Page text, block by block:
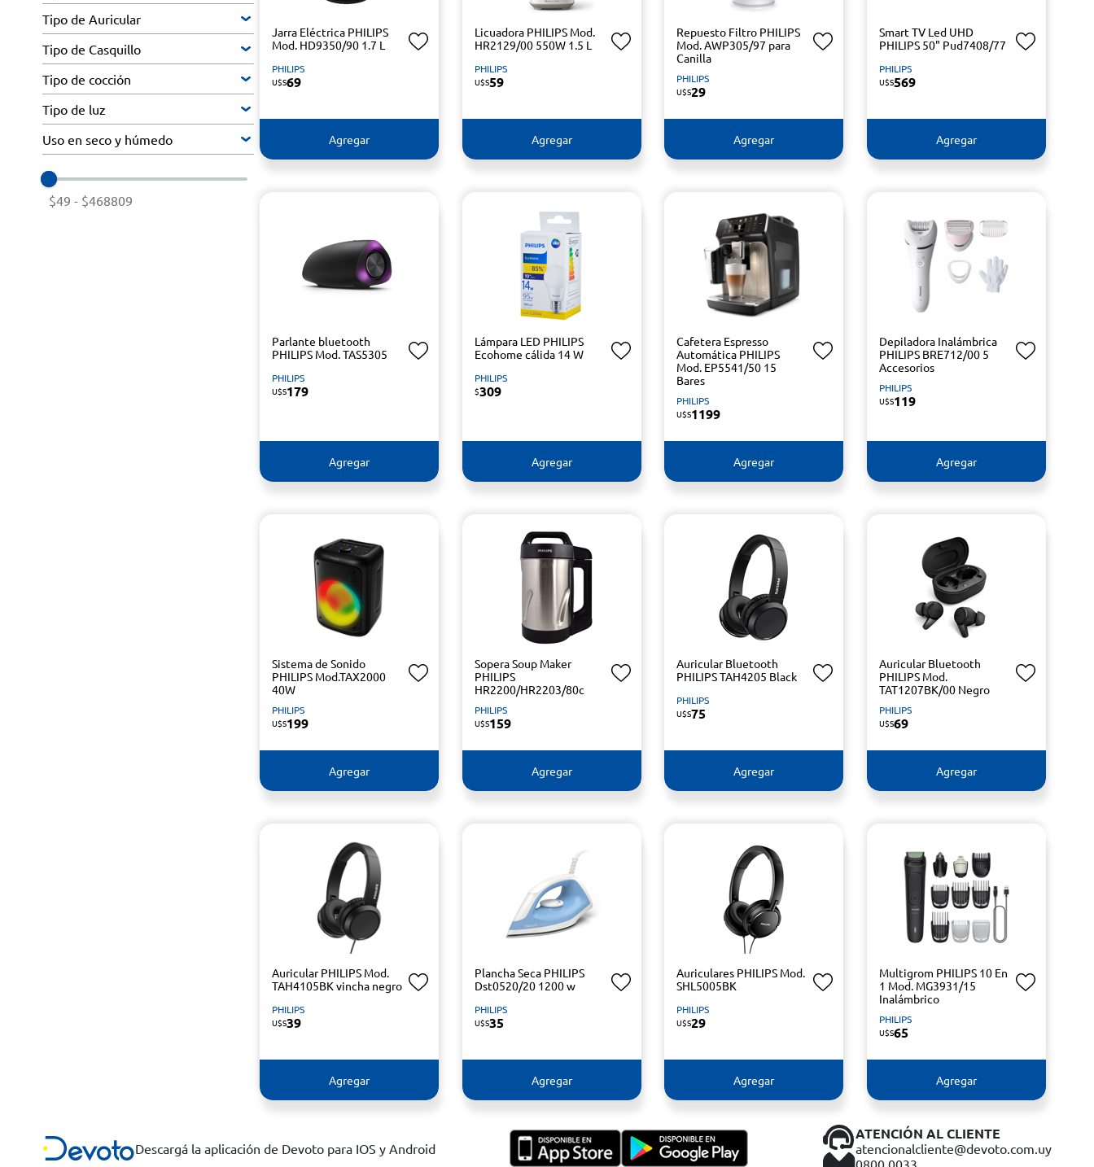
Tipo de Auricular
Tipo de Casquillo
Tipo de cocción
Tipo de luz
Uso en seco y húmedo
$49 - $468809
Jarra Eléctrica PHILIPS
Mod. HD9350/90 1.7 L
PHILIPS
U$S69
Agregar
Licuadora PHILIPS Mod.
HR2129/00 550W 1.5 L
PHILIPS
U$S59
Agregar
Repuesto Filtro PHILIPS
Mod. AWP305/97 para
Canilla
PHILIPS
U$S29
Agregar
Smart TV Led UHD
PHILIPS 50" Pud7408/77
PHILIPS
U$S569
Agregar
Parlante bluetooth
PHILIPS Mod. TAS5305
PHILIPS
U$S179
Agregar
Lámpara LED PHILIPS
Ecohome cálida 14 W
PHILIPS
$309
Agregar
Cafetera Espresso
Automática PHILIPS
Mod. EP5541/50 15
Bares
PHILIPS
U$S1199
Agregar
Depiladora Inalámbrica
PHILIPS BRE712/00 5
Accesorios
PHILIPS
U$S119
Agregar
Sistema de Sonido
PHILIPS Mod.TAX2000
40W
PHILIPS
U$S199
Agregar
Sopera Soup Maker
PHILIPS
HR2200/HR2203/80c
PHILIPS
U$S159
Agregar
Auricular Bluetooth
PHILIPS TAH4205 Black
PHILIPS
U$S75
Agregar
Auricular Bluetooth
PHILIPS Mod.
TAT1207BK/00 Negro
PHILIPS
U$S69
Agregar
Auricular PHILIPS Mod.
TAH4105BK vincha negro
PHILIPS
U$S39
Agregar
Plancha Seca PHILIPS
Dst0520/20 1200 w
PHILIPS
U$S35
Agregar
Auriculares PHILIPS Mod.
SHL5005BK
PHILIPS
U$S29
Agregar
Multigrom PHILIPS 10 En
1 Mod. MG3931/15
Inalámbrico
PHILIPS
U$S65
Agregar
Descargá la aplicación de Devoto para IOS y Android
ATENCIÓN AL CLIENTE
atencionalcliente@devoto.com.uy
0800 0033